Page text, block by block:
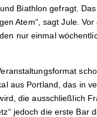
Biathlon gefragt.
Atem“, sagt Jule.
nur einmal
aus Portland, das in
die ausschließlich
jedoch die erste Bar